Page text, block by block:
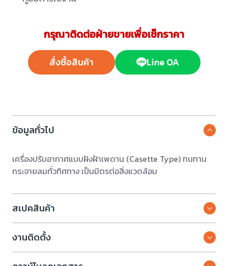
กรุณาติดต่อฝ่ายขายเพื่อเช็กราคา
สั่งซื้อสินค้า Line OA
ข้อมูลทั่วไป
เครื่องปรับอากาศแบบฝังฝ้าเพดาน (Casette Type) ทนทาน
กระจายลมทั่วทิศทาง เป็นมิตรต่อสิ่งแวดล้อม
สเปคสินค้า
งานติดตั้ง